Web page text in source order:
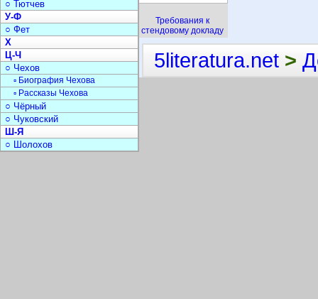
Требования к
стендовому докладу
○ Тютчев
У-Ф
○ Фет
Х
Ц-Ч
○ Чехов
▫ Биография Чехова
▫ Рассказы Чехова
○ Чёрный
○ Чуковский
Ш-Я
○ Шолохов
5literatura.net >